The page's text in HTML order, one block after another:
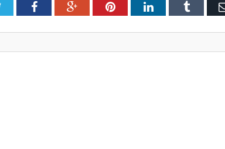
TwitterFacebookGoogle+PinterestLinkedInTumblr